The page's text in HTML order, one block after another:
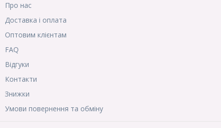
Про нас
Доставка і оплата
Оптовим клієнтам
FAQ
Відгуки
Контакти
Знижки
Умови повернення та обміну